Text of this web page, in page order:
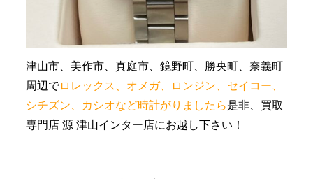
津山市、美作市、真庭市、鏡野町、勝央町、奈義町
周辺でロレックス、オメガ、ロンジン、セイコー、
シチズン、カシオなど時計がりましたら是非、買取
専門店 源 津山インター店にお越し下さい！